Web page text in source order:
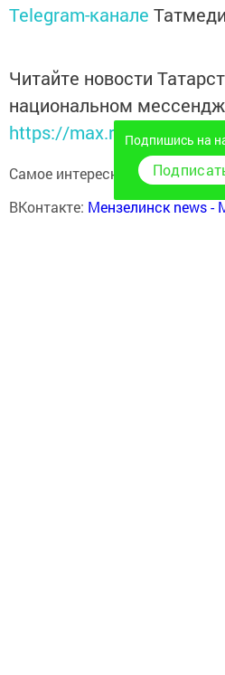
Telegram-канале
Читайте новости
национальном
https://max.ru/tatmedia
Самое интересное в наших
ВКонтакте: Мензелинск news -
Подпишись на